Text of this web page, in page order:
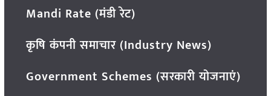
Mandi Rate (मंडी रेट)
कृषि कंपनी समाचार (Industry News)
Government Schemes (सरकारी योजनाएं)